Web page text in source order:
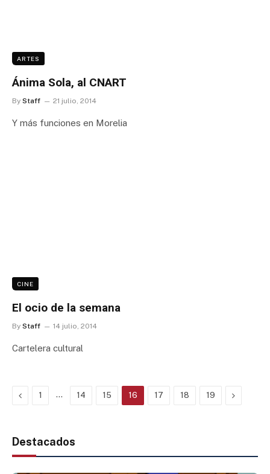
ARTES
Ánima Sola, al CNART
By Staff 21 julio, 2014
Y más funciones en Morelia
CINE
El ocio de la semana
By Staff 14 julio, 2014
Cartelera cultural
Previous
1 … 14 15 16 17 18 19 Next
Destacados